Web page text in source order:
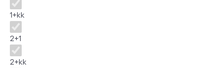
1+kk
2+1
2+kk